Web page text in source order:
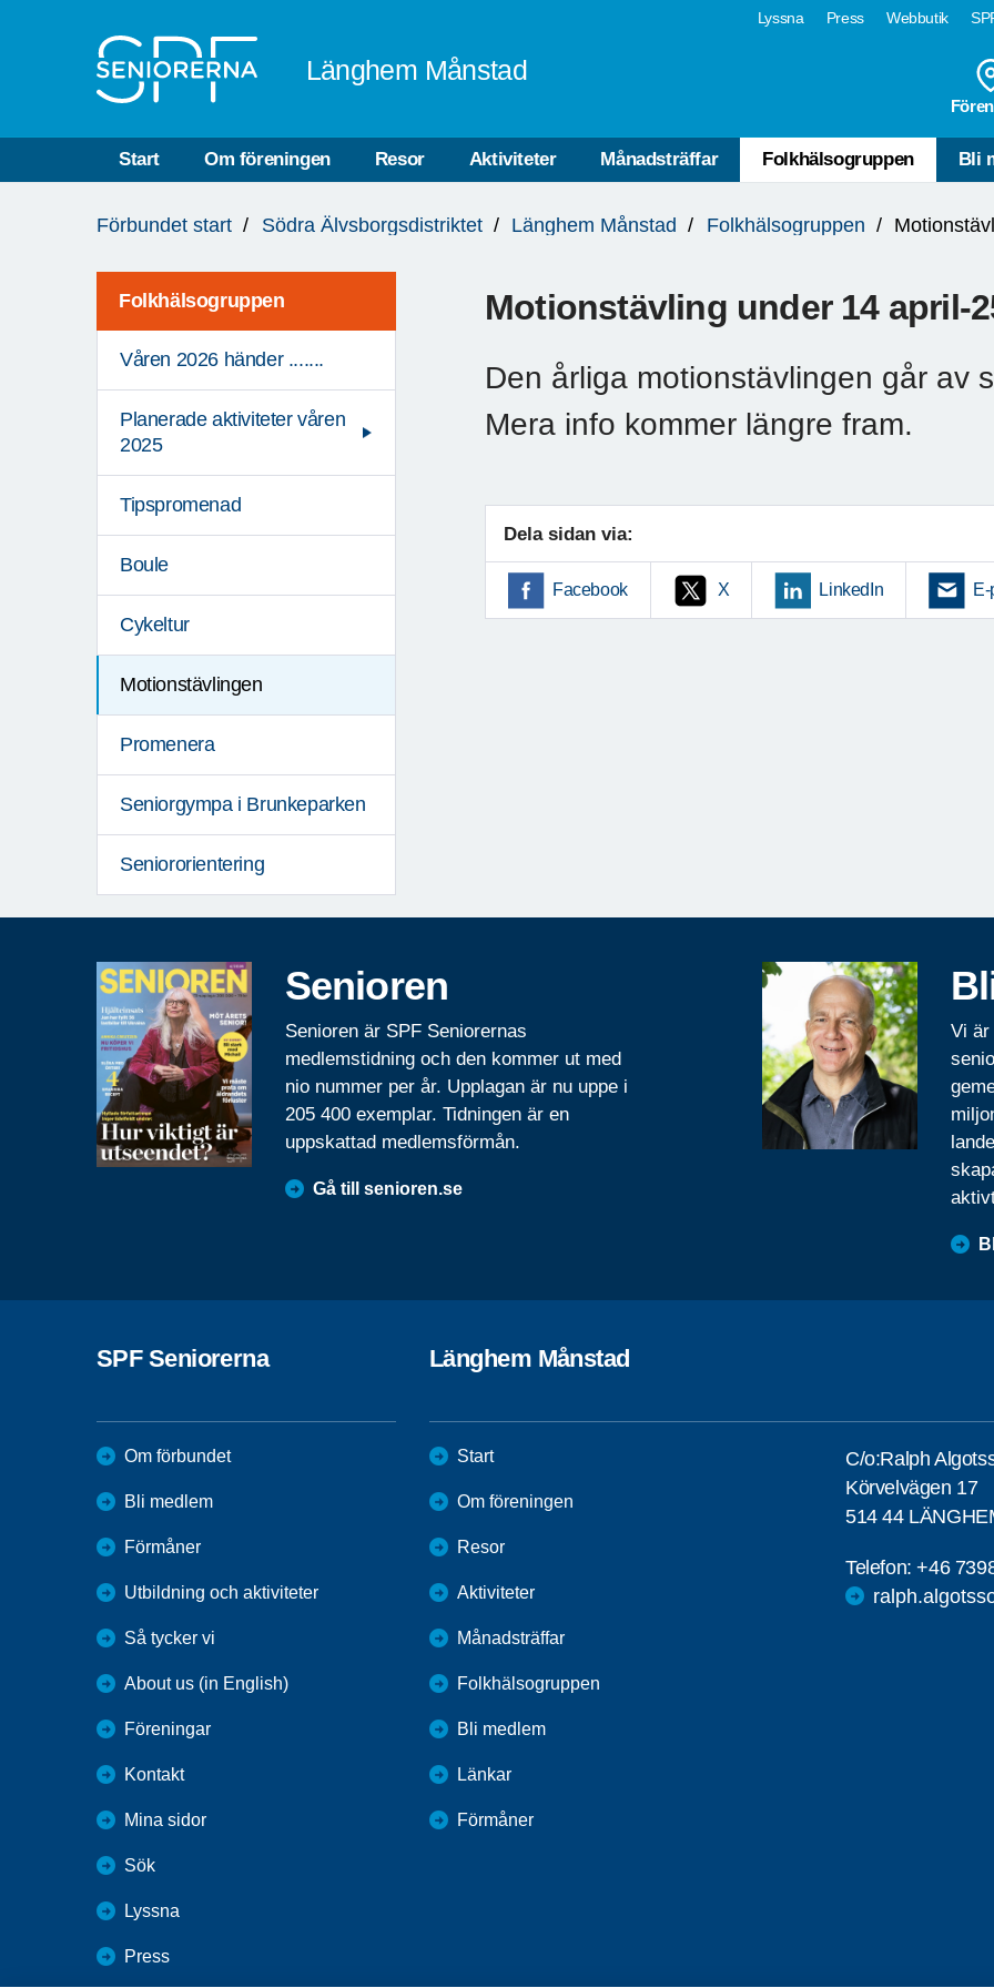
Lyssna Press Webbutik
Länghem Månstad
Start Om föreningen Resor Aktiviteter Månadsträffar Folkhälsogruppen Bli
är
Förbundet start Södra Älvsborgsdistriktet Länghem Månstad Folkhälsogruppen
Folkhälsogruppen
Våren 2026 händer .......
Planerade aktiviteter våren
2025
Tipspromenad
Boule
Cykeltur
Motionstävlingen
Promenera
Seniorgympa i Brunkeparken
Seniororientering
Motionstävling under 14 april-
Den årliga motionstävlingen går av
Mera info kommer längre fram.
Dela sidan via:
Facebook X LinkedIn
Senioren
Senioren är SPF Seniorernas
medlemstidning och den kommer ut med
nio nummer per år. Upplagan är nu uppe i
205 400 exemplar. Tidningen är en
uppskattad medlemsförmån.
Gå till senioren.se
Vi är
SPF Seniorerna
Om förbundet
Bli medlem
Förmåner
Utbildning och aktiviteter
Så tycker vi
About us (in English)
Föreningar
Kontakt
Mina sidor
Sök
Lyssna
Press
Länghem Månstad
Start
Om föreningen
Resor
Aktiviteter
Månadsträffar
Folkhälsogruppen
Bli medlem
Länkar
Förmåner
C/o:Ralph
Körvelvägen 17
514 44
Telefon:+46